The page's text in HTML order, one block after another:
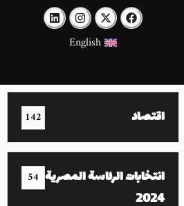
English
اقتصاد 142
انتخابات الرئاسة المصرية
2024
54